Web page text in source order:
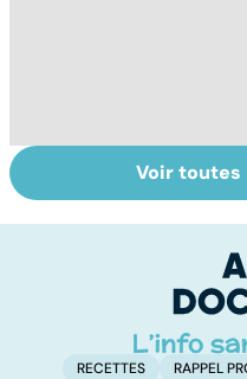
Comment tenir
ses bonnes
Voir toutes
RECETTES RAPPEL